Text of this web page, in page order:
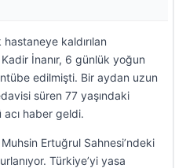
hastaneye kaldırılan
İnanır, 6 günlük yoğun
edilmişti. Bir aydan uzun
süren 77 yaşındaki
acı haber geldi.
Ertuğrul Sahnesi’ndeki
Türkiye’yi yasa